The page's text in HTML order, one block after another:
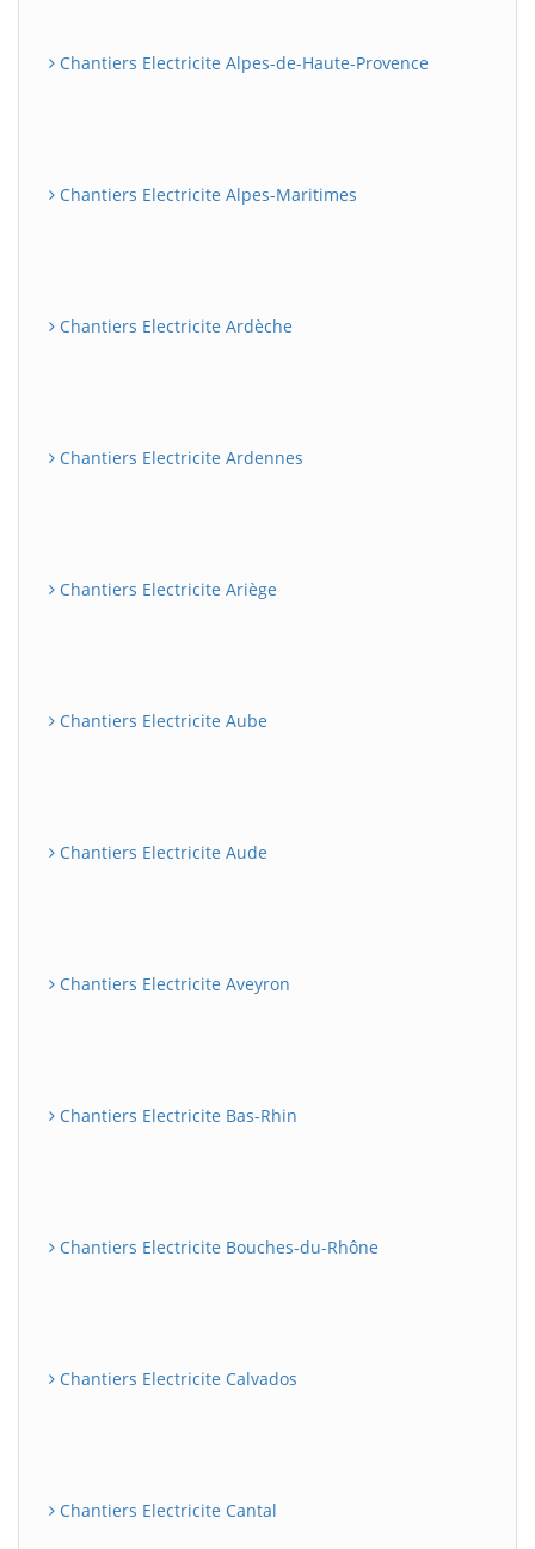
Chantiers Electricite Alpes-de-Haute-Provence
Chantiers Electricite Alpes-Maritimes
Chantiers Electricite Ardèche
Chantiers Electricite Ardennes
Chantiers Electricite Ariège
Chantiers Electricite Aube
Chantiers Electricite Aude
Chantiers Electricite Aveyron
Chantiers Electricite Bas-Rhin
Chantiers Electricite Bouches-du-Rhône
Chantiers Electricite Calvados
Chantiers Electricite Cantal